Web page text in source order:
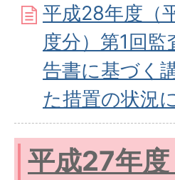
平成28年度（
度分）第1回監
告書に基づく
た措置の状況
平成27年